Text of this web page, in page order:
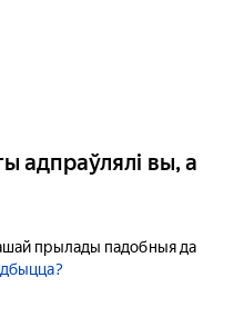
адпраўлялі вы, а
прылады падобныя да